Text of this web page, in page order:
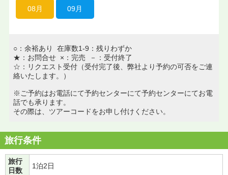
08月 09月
○：余裕あり 在庫数1-9：残りわずか
★：お問合せ ×：完売 －：受付終了
☆：リクエスト受付（受付完了後、弊社より予約の可否をご連
絡いたします。）
※ご予約はお電話にて予約センターにて予約センターにてお電
話でも承ります。
その際は、ツアーコードをお申し付けください。
旅行条件
旅行
日数
1泊2日